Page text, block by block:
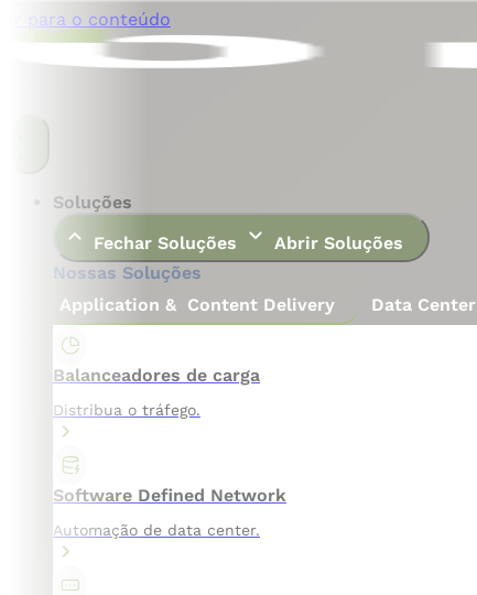
Ir para o conteúdo
Soluções
Fechar Soluções
Abrir Soluções
Nossas Soluções
Application & Content Delivery
Data Center
Balanceadores de carga
Distribua o tráfego.
Software Defined Network
Automação de data center.